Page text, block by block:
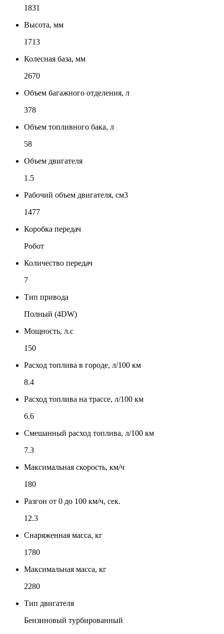
1831
Высота, мм
1713
Колесная база, мм
2670
Объем багажного отделения, л
378
Объем топливного бака, л
58
Объем двигателя
1.5
Рабочий объем двигателя, см3
1477
Коробка передач
Робот
Количество передач
7
Тип привода
Полный (4DW)
Мощность, л.с
150
Расход топлива в городе, л/100 км
8.4
Расход топлива на трассе, л/100 км
6.6
Смешанный расход топлива, л/100 км
7.3
Максимальная скорость, км/ч
180
Разгон от 0 до 100 км/ч, сек.
12.3
Снаряженная масса, кг
1780
Максимальная масса, кг
2280
Тип двигателя
Бензиновый турбированный